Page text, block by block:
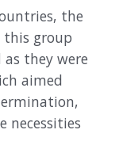
the
group
they were
aimed
,
necessities